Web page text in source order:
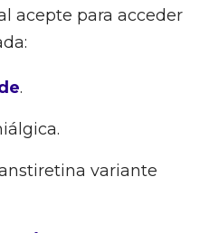
acepte para acceder
.
variante